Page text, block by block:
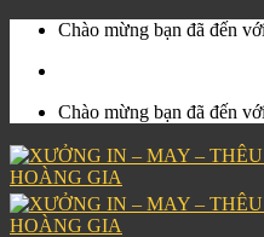
Skip
content
Chào mừng bạn đã đến
Chào mừng bạn đã đến